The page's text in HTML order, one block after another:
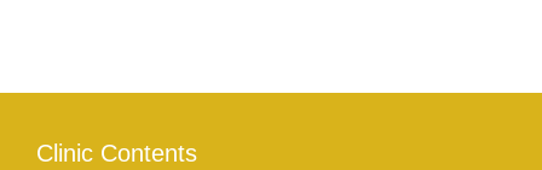
Clinic Contents